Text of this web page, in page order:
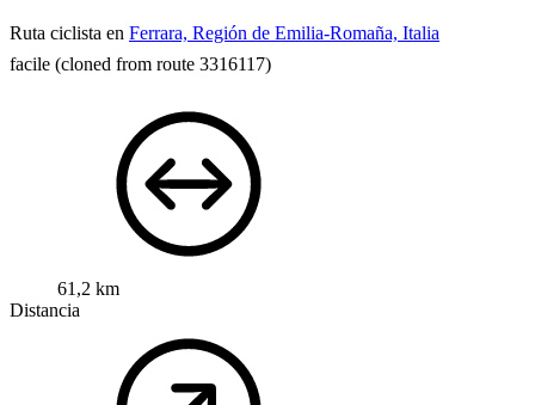
Ruta ciclista en Ferrara, Región de Emilia-Romaña, Italia
facile (cloned from route 3316117)
61,2 km
Distancia